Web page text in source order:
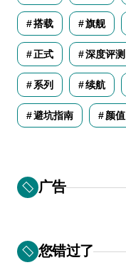
搭载 旗舰
正式 深度评测
系列 续航
避坑指南 颜值
广告
您错过了